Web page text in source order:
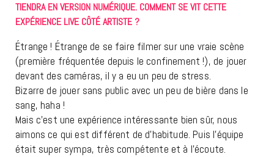
TIENDRA EN VERSION NUMÉRIQUE. COMMENT SE VIT CETTE
EXPÉRIENCE LIVE CÔTÉ ARTISTE ?
Étrange ! Étrange de se faire filmer sur une vraie scène
(première fréquentée depuis le confinement !), de jouer
devant des caméras, il y a eu un peu de stress.
Bizarre de jouer sans public avec un peu de bière dans le
sang, haha !
Mais c’est une expérience intéressante bien sûr, nous
aimons ce qui est différent de d’habitude. Puis l’équipe
était super sympa, très compétente et à l’écoute.